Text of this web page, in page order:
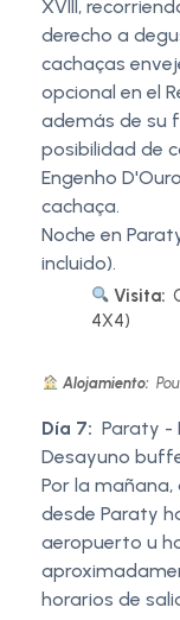
XVIII,
derecho a
cachaças
opcional en el
además de su
posibilidad de
Engenho
cachaça.
Noche en
incluido).
Visita:
4X4)
Alojamiento:
Día 7: Paraty -
Desayuno
Por la
desde Paraty
aeropuerto u
horarios de